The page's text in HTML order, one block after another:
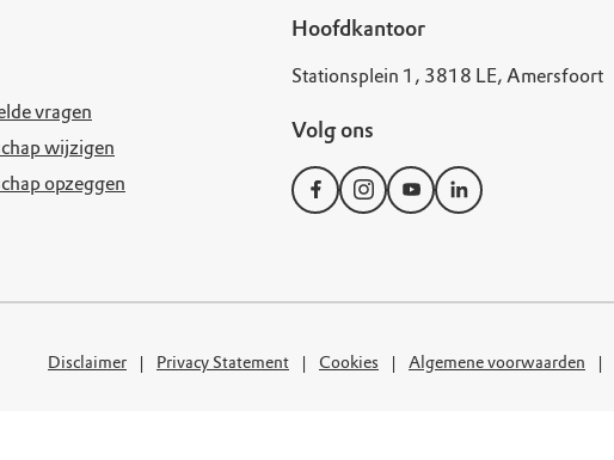
vragen
wijzigen
opzeggen
Hoofdkantoor
Stationsplein 1, 3818 LE, Amersfoort
Volg ons
Disclaimer Privacy Statement Cookies Algemene voorwaarden